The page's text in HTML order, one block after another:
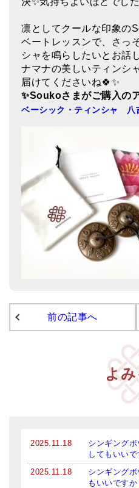
ベル＆ドルジェ
シンギングボウル入門本・CD
アウトレット
オリジナルグッズ
ヒーリング・マンダラポスター
ロゴステッカー・ポストカー
亡命チベット人尼僧のお守り・
チベット・マントラ・ヒーリン
ギフトラッピング
●初級講座
●倍音呼吸法レッスン
メールお便り登録
凛としてクールな印象の
ベートレッスンで、さっ
シャを鳴らしたいとお話
ナマナの美しいティンシ
届けてくださいね🍀✨
✨Soukoさまがご購入の
ベーシック・ティンシャ 八
前の記事へ
よ
2025.11.18
シンギング
してもいいで
2025.11.18
シンギング
もいいですか